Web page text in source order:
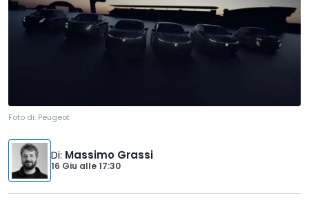
Foto di: Peugeot
Di: Massimo Grassi
16 Giu alle17:30